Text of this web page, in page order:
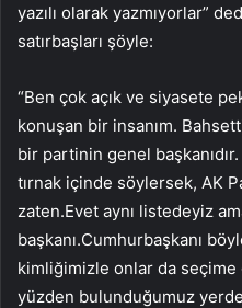
yazılı olarak yazmıyorlar”
satırbaşları şöyle:
“Ben çok açık ve siyasete
konuşan bir insanım.
bir partinin genel
tırnak içinde söylersek, AK
zaten.Evet aynı listedeyiz
başkanı.Cumhurbaşkanı
kimliğimizle onlar da
yüzden bulunduğumuz